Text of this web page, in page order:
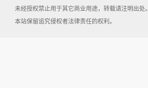
未经授权禁止用于其它商业用途，转载请注明出处。
本站保留追究侵权者法律责任的权利。